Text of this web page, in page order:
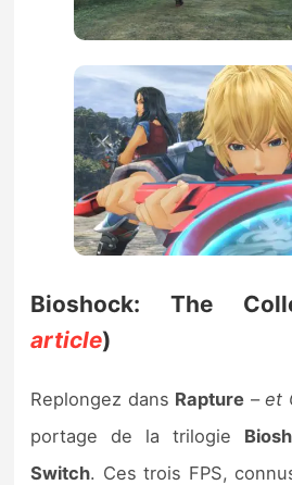
Bioshock: The
article)
Replongez dans Rapture –et
portage de la trilogie
Switch. Ces trois FPS,